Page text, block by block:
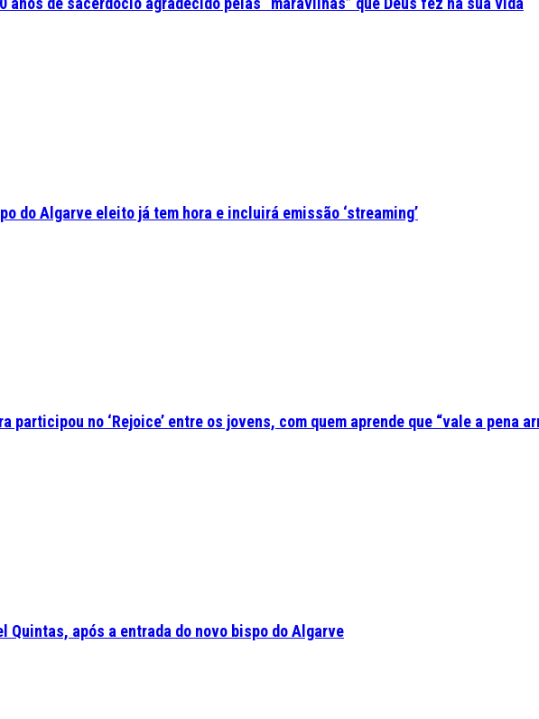
do Algarve eleito já tem hora e incluirá emissão ‘streaming’
participou no ‘Rejoice’ entre os jovens, com quem aprende que “vale a pena
Quintas, após a entrada do novo bispo do Algarve